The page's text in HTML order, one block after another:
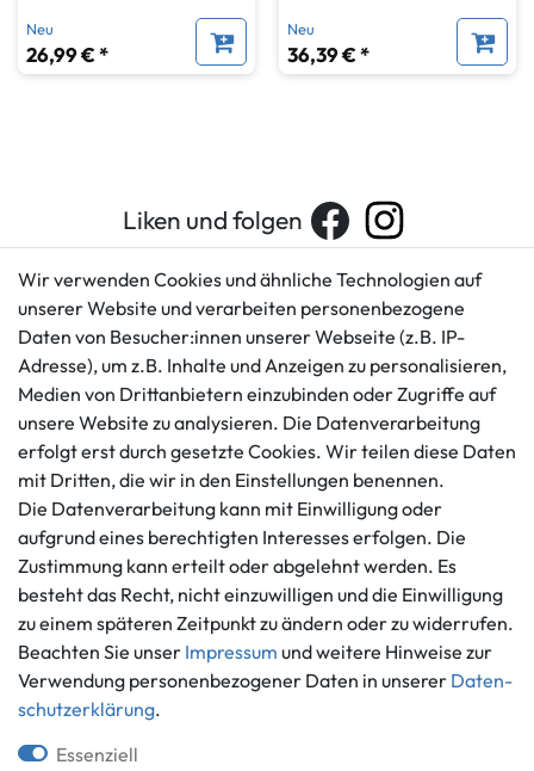
Neu
26,99 € *
Neu
36,39 € *
Liken und folgen
Kundenservice
+49 421 596586
Mo. - Fr. 9 - 16 Uhr
info@gameworld.de
Kontaktformular
Rechtliches
AGB
Impressum
Datenschutzerklärung
Barrierefreiheitserklärung
Widerrufs­recht
Vertrag widerrufen
Informationen
Ankauf
Über uns
Häufig gestellte Fragen
Zahlung und Versand
Batterieentsorgung
Zahlungsmöglichkeiten
Wir verwenden Cookies und ähnliche Technologien auf
unserer Website und verarbeiten personenbezogene
Daten von Besucher:innen unserer Webseite (z.B. IP-
Adresse), um z.B. Inhalte und Anzeigen zu personalisieren,
Medien von Drittanbietern einzubinden oder Zugriffe auf
unsere Website zu analysieren. Die Datenverarbeitung
erfolgt erst durch gesetzte Cookies. Wir teilen diese Daten
mit Dritten, die wir in den Einstellungen benennen.
Die Datenverarbeitung kann mit Einwilligung oder
aufgrund eines berechtigten Interesses erfolgen. Die
Zustimmung kann erteilt oder abgelehnt werden. Es
besteht das Recht, nicht einzuwilligen und die Einwilligung
zu einem späteren Zeitpunkt zu ändern oder zu widerrufen.
Beachten Sie unser Impressum und weitere Hinweise zur
Verwendung personenbezogener Daten in unserer Daten­
schutz­erklärung.
Essenziell